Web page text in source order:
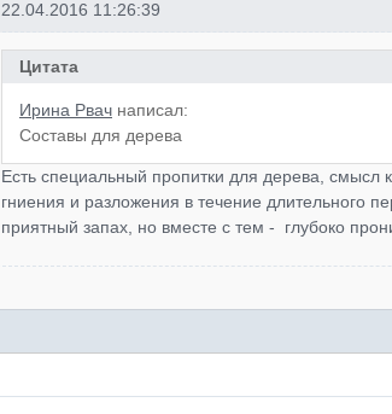
22.04.2016 11:26:39
Цитата
Ирина Рвач написал:
Составы для дерева
Есть специальный пропитки для дерева, смысл
гниения и разложения в течение длительного
приятный запах, но вместе с тем - глубоко